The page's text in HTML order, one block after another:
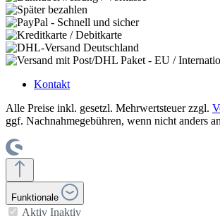
Kontakt
Alle Preise inkl. gesetzl. Mehrwertsteuer zzgl.
ggf. Nachnahmegebühren, wenn nicht anders
Funktionale
Aktiv Inaktiv